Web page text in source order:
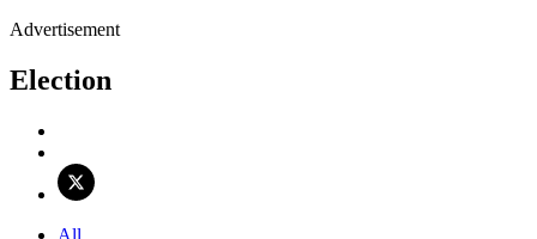
Advertisement
Election
All